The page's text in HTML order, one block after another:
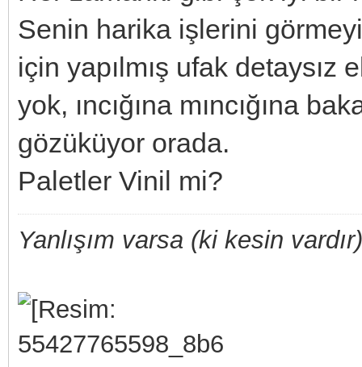
Senin harika işlerini
için yapılmış ufak detaysız
yok, ıncığına mıncığına
gözüküyor orada.
Paletler Vinil mi?
Yanlışım varsa (ki kesin